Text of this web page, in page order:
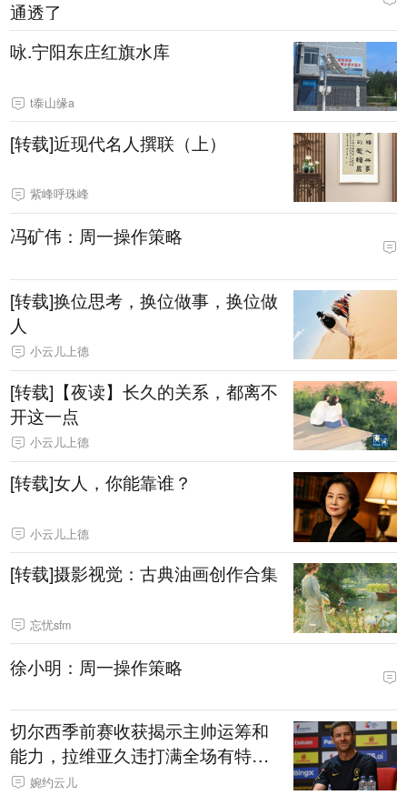
通透了
咏.宁阳东庄红旗水库
t泰山缘a
[转载]近现代名人撰联（上）
紫峰呼珠峰
冯矿伟：周一操作策略
[转载]换位思考，换位做事，换位做
人
小云儿上德
[转载]【夜读】长久的关系，都离不
开这一点
小云儿上德
[转载]女人，你能靠谁？
小云儿上德
[转载]摄影视觉：古典油画创作合集
忘忧sfm
徐小明：周一操作策略
切尔西季前赛收获揭示主帅运筹和
能力，拉维亚久违打满全场有特殊
意义婉约云儿